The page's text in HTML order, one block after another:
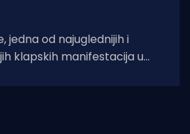
jedna od najuglednijih i
klapskih manifestacija u